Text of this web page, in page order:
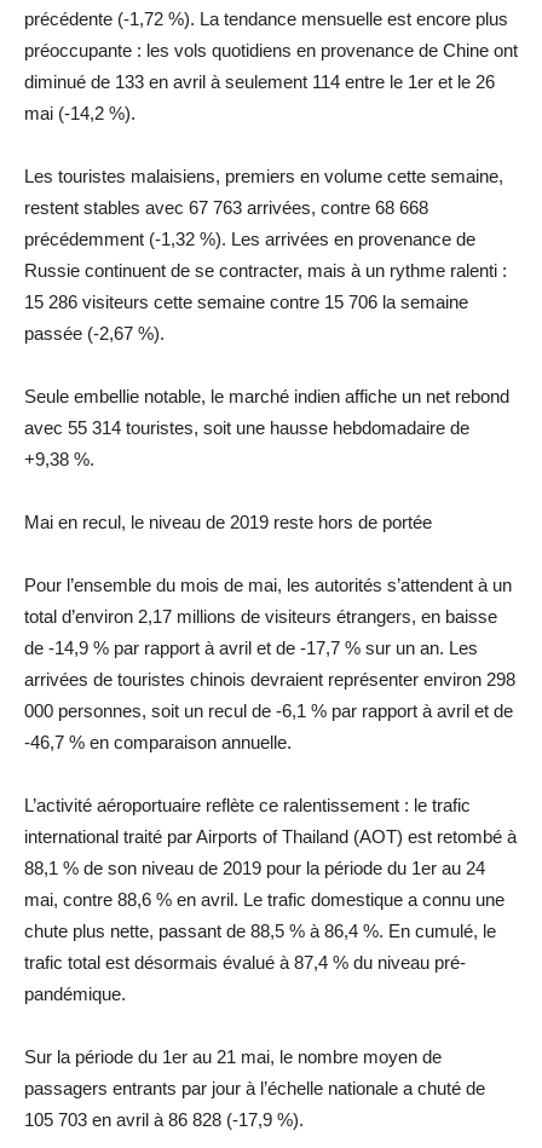
précédente (-1,72 %). La tendance mensuelle est encore plus
préoccupante : les vols quotidiens en provenance de Chine ont
diminué de 133 en avril à seulement 114 entre le 1er et le 26
mai (-14,2 %).
Les touristes malaisiens, premiers en volume cette semaine,
restent stables avec 67 763 arrivées, contre 68 668
précédemment (-1,32 %). Les arrivées en provenance de
Russie continuent de se contracter, mais à un rythme ralenti :
15 286 visiteurs cette semaine contre 15 706 la semaine
passée (-2,67 %).
Seule embellie notable, le marché indien affiche un net rebond
avec 55 314 touristes, soit une hausse hebdomadaire de
+9,38 %.
Mai en recul, le niveau de 2019 reste hors de portée
Pour l’ensemble du mois de mai, les autorités s’attendent à un
total d’environ 2,17 millions de visiteurs étrangers, en baisse
de -14,9 % par rapport à avril et de -17,7 % sur un an. Les
arrivées de touristes chinois devraient représenter environ 298
000 personnes, soit un recul de -6,1 % par rapport à avril et de
-46,7 % en comparaison annuelle.
L’activité aéroportuaire reflète ce ralentissement : le trafic
international traité par Airports of Thailand (AOT) est retombé à
88,1 % de son niveau de 2019 pour la période du 1er au 24
mai, contre 88,6 % en avril. Le trafic domestique a connu une
chute plus nette, passant de 88,5 % à 86,4 %. En cumulé, le
trafic total est désormais évalué à 87,4 % du niveau pré-
pandémique.
Sur la période du 1er au 21 mai, le nombre moyen de
passagers entrants par jour à l’échelle nationale a chuté de
105 703 en avril à 86 828 (-17,9 %).